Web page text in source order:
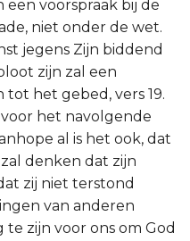
voorspraak bij de
niet onder de wet.
jegens Zijn biddend
zijn zal een
het gebed, vers 19.
het navolgende
al is het ook, dat
denken dat zijn
zij niet terstond
van anderen
zijn voor ons om God